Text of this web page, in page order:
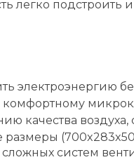
легко
электроэнергию
качества
систем